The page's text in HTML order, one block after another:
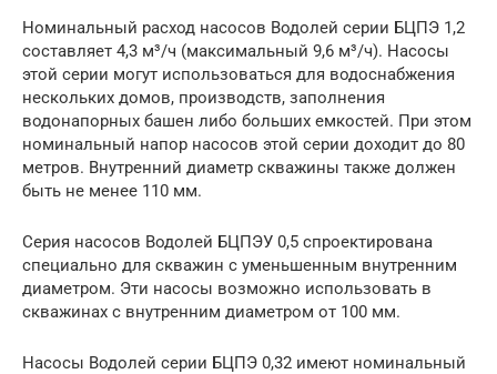
Номинальный расход насосов Водолей серии БЦПЭ 1,2
составляет 4,3 м³/ч (максимальный 9,6 м³/ч). Насосы
этой серии могут использоваться для водоснабжения
нескольких домов, производств, заполнения
водонапорных башен либо больших емкостей. При этом
номинальный напор насосов этой серии доходит до 80
метров. Внутренний диаметр скважины также должен
быть не менее 110 мм.
Серия насосов Водолей БЦПЭУ 0,5 спроектирована
специально для скважин с уменьшенным внутренним
диаметром. Эти насосы возможно использовать в
скважинах с внутренним диаметром от 100 мм.
Насосы Водолей серии БЦПЭ 0,32 имеют номинальный